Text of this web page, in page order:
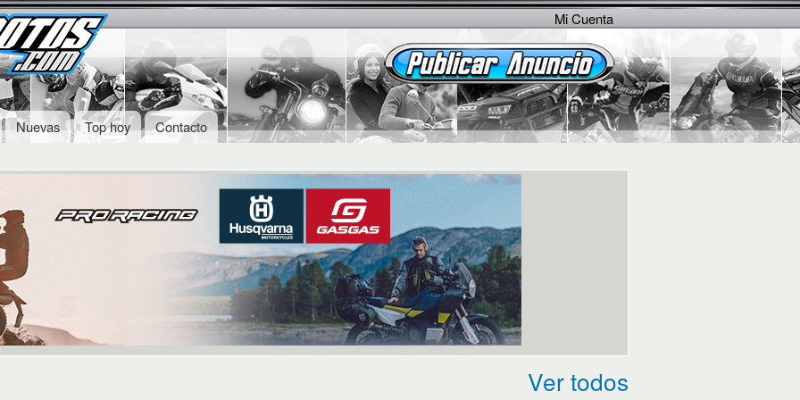
Skip to
main
content
Nuevas Top hoy Contacto
Secondary menu Mi Cuenta
Ver todos